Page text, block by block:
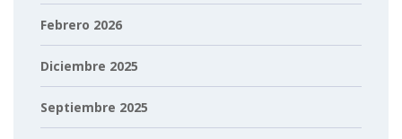
Febrero 2026
Diciembre 2025
Septiembre 2025